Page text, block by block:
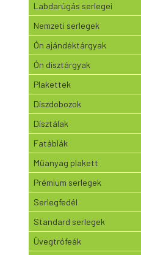
Labdarúgás serlegei
Nemzeti serlegek
Ón ajándéktárgyak
Ón dísztárgyak
Plakettek
Díszdobozok
Dísztálak
Fatáblák
Műanyag plakett
Prémium serlegek
Serlegfedél
Standard serlegek
Üvegtrófeák